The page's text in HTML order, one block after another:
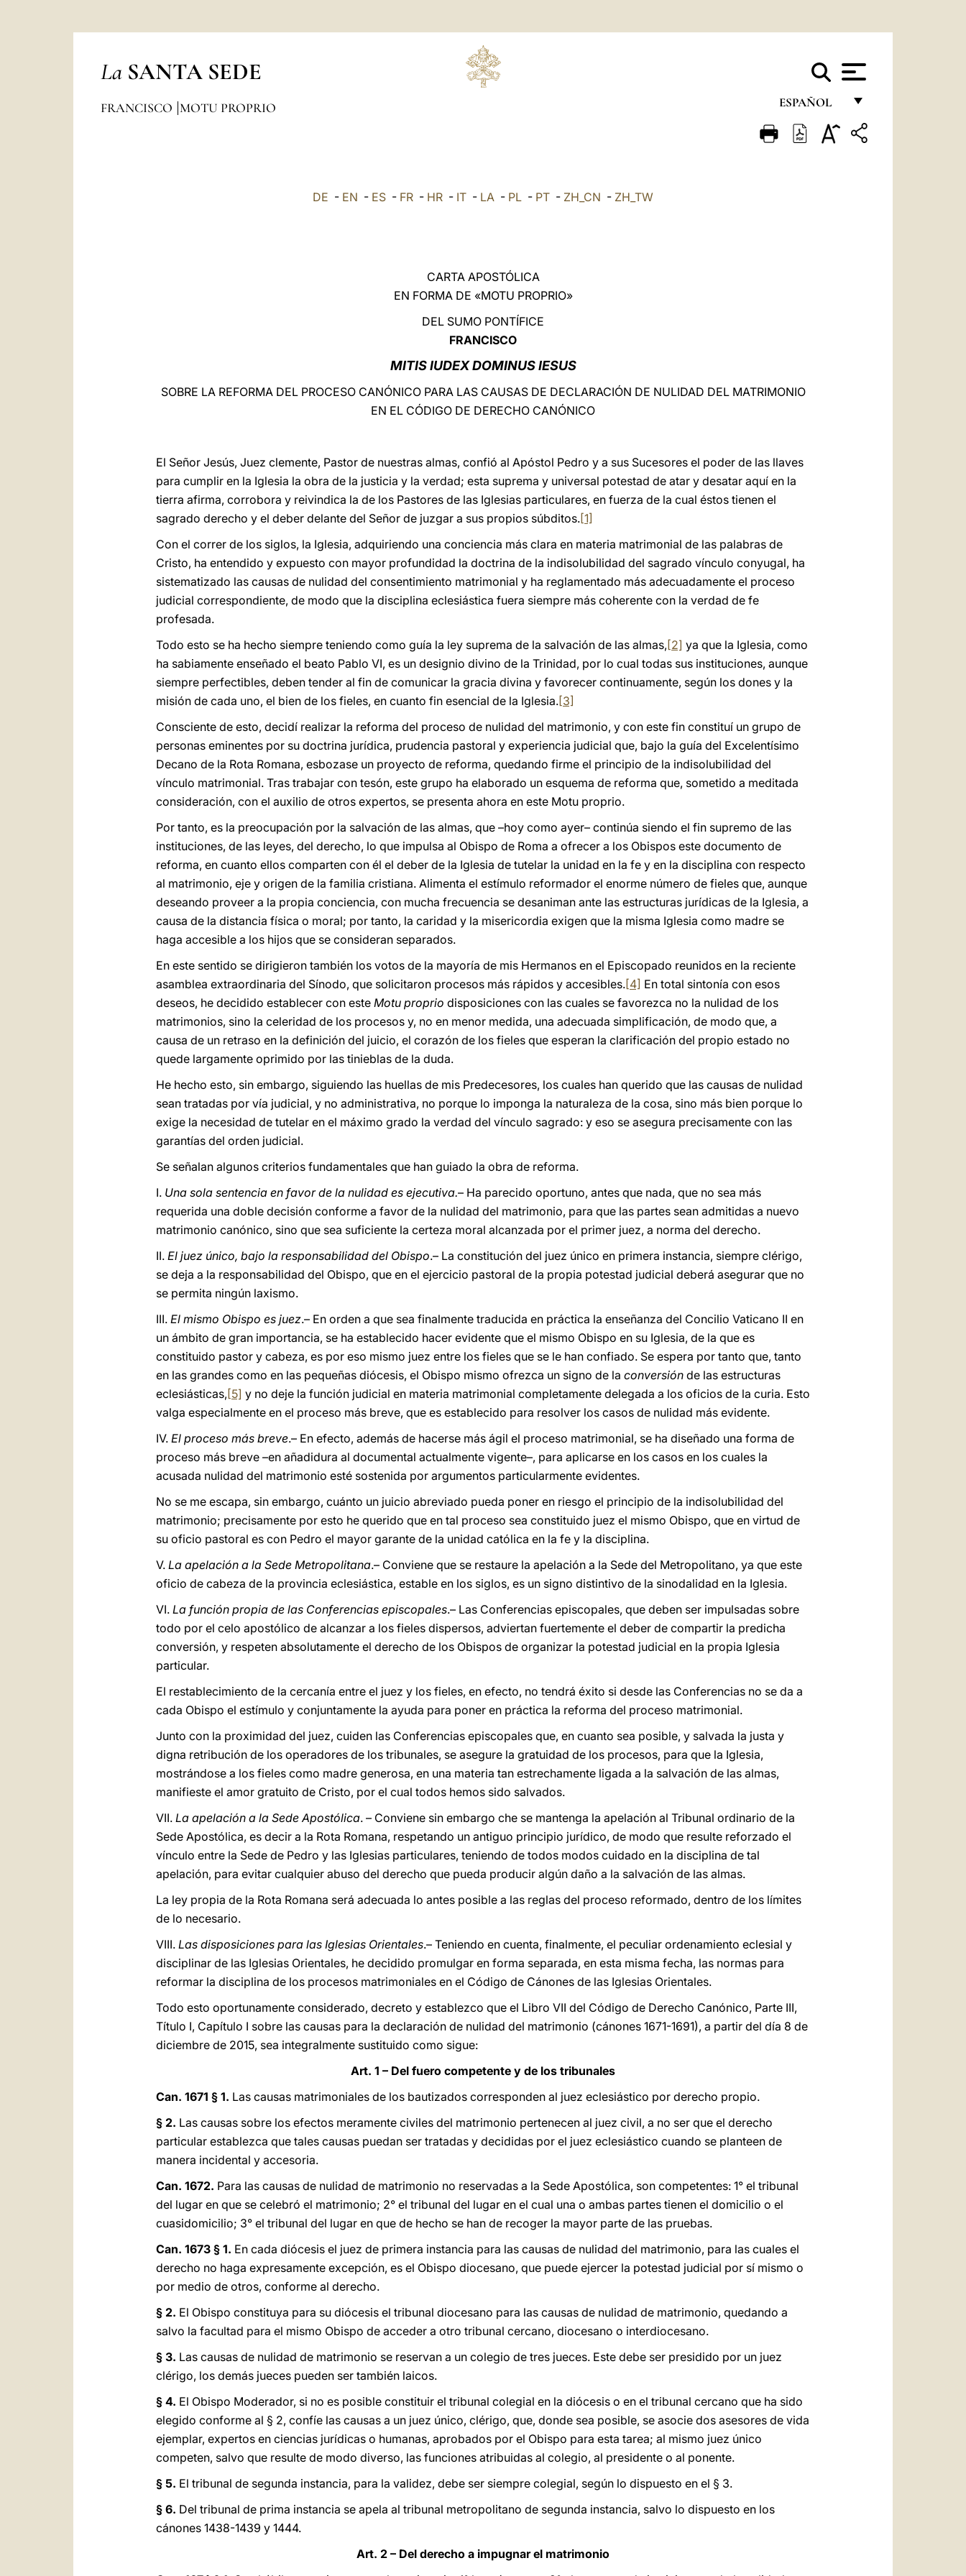
La SANTA SEDE
ESPAÑOL
FRANÇAIS
FRANCISCO MOTU PROPRIO
DE - EN - ES - FR - HR - IT - LA - PL - PT - ZH_CN - ZH_TW
CARTA APOSTÓLICA
EN FORMA DE «MOTU PROPRIO»
DEL SUMO PONTÍFICE
FRANCISCO
MITIS IUDEX DOMINUS IESUS
SOBRE LA REFORMA DEL PROCESO CANÓNICO PARA LAS CAUSAS DE DECLARACIÓN DE NULIDAD DEL MATRIMONIO
EN EL CÓDIGO DE DERECHO CANÓNICO
El Señor Jesús, Juez clemente, Pastor de nuestras almas, confió al Apóstol Pedro y a sus Sucesores el poder de las llaves
para cumplir en la Iglesia la obra de la justicia y la verdad; esta suprema y universal potestad de atar y desatar aquí en la
tierra afirma, corrobora y reivindica la de los Pastores de las Iglesias particulares, en fuerza de la cual éstos tienen el
sagrado derecho y el deber delante del Señor de juzgar a sus propios súbditos.[1]
Con el correr de los siglos, la Iglesia, adquiriendo una conciencia más clara en materia matrimonial de las palabras de
Cristo, ha entendido y expuesto con mayor profundidad la doctrina de la indisolubilidad del sagrado vínculo conyugal, ha
sistematizado las causas de nulidad del consentimiento matrimonial y ha reglamentado más adecuadamente el proceso
judicial correspondiente, de modo que la disciplina eclesiástica fuera siempre más coherente con la verdad de fe
profesada.
Todo esto se ha hecho siempre teniendo como guía la ley suprema de la salvación de las almas, [2] ya que la Iglesia, como
ha sabiamente enseñado el beato Pablo VI, es un designio divino de la Trinidad, por lo cual todas sus instituciones, aunque
siempre perfectibles, deben tender al fin de comunicar la gracia divina y favorecer continuamente, según los dones y la
misión de cada uno, el bien de los fieles, en cuanto fin esencial de la Iglesia.[3]
Consciente de esto, decidí realizar la reforma del proceso de nulidad del matrimonio, y con este fin constituí un grupo de
personas eminentes por su doctrina jurídica, prudencia pastoral y experiencia judicial que, bajo la guía del Excelentísimo
Decano de la Rota Romana, esbozase un proyecto de reforma, quedando firme el principio de la indisolubilidad del
vínculo matrimonial. Tras trabajar con tesón, este grupo ha elaborado un esquema de reforma que, sometido a meditada
consideración, con el auxilio de otros expertos, se presenta ahora en este Motu proprio.
Por tanto, es la preocupación por la salvación de las almas, que –hoy como ayer– continúa siendo el fin supremo de las
instituciones, de las leyes, del derecho, lo que impulsa al Obispo de Roma a ofrecer a los Obispos este documento de
reforma, en cuanto ellos comparten con él el deber de la Iglesia de tutelar la unidad en la fe y en la disciplina con respecto
al matrimonio, eje y origen de la familia cristiana. Alimenta el estímulo reformador el enorme número de fieles que, aunque
deseando proveer a la propia conciencia, con mucha frecuencia se desaniman ante las estructuras jurídicas de la Iglesia, a
causa de la distancia física o moral; por tanto, la caridad y la misericordia exigen que la misma Iglesia como madre se
haga accesible a los hijos que se consideran separados.
En este sentido se dirigieron también los votos de la mayoría de mis Hermanos en el Episcopado reunidos en la reciente
asamblea extraordinaria del Sínodo, que solicitaron procesos más rápidos y accesibles.[4] En total sintonía con esos
deseos, he decidido establecer con este Motu proprio disposiciones con las cuales se favorezca no la nulidad de los
matrimonios, sino la celeridad de los procesos y, no en menor medida, una adecuada simplificación, de modo que, a
causa de un retraso en la definición del juicio, el corazón de los fieles que esperan la clarificación del propio estado no
quede largamente oprimido por las tinieblas de la duda.
He hecho esto, sin embargo, siguiendo las huellas de mis Predecesores, los cuales han querido que las causas de nulidad
sean tratadas por vía judicial, y no administrativa, no porque lo imponga la naturaleza de la cosa, sino más bien porque lo
exige la necesidad de tutelar en el máximo grado la verdad del vínculo sagrado: y eso se asegura precisamente con las
garantías del orden judicial.
Se señalan algunos criterios fundamentales que han guiado la obra de reforma.
I. Una sola sentencia en favor de la nulidad es ejecutiva.– Ha parecido oportuno, antes que nada, que no sea más
requerida una doble decisión conforme a favor de la nulidad del matrimonio, para que las partes sean admitidas a nuevo
matrimonio canónico, sino que sea suficiente la certeza moral alcanzada por el primer juez, a norma del derecho.
II. El juez único, bajo la responsabilidad del Obispo.– La constitución del juez único en primera instancia, siempre clérigo,
se deja a la responsabilidad del Obispo, que en el ejercicio pastoral de la propia potestad judicial deberá asegurar que no
se permita ningún laxismo.
III. El mismo Obispo es juez.– En orden a que sea finalmente traducida en práctica la enseñanza del Concilio Vaticano II en
un ámbito de gran importancia, se ha establecido hacer evidente que el mismo Obispo en su Iglesia, de la que es
constituido pastor y cabeza, es por eso mismo juez entre los fieles que se le han confiado. Se espera por tanto que, tanto
en las grandes como en las pequeñas diócesis, el Obispo mismo ofrezca un signo de la conversión de las estructuras
eclesiásticas, [5] y no deje la función judicial en materia matrimonial completamente delegada a los oficios de la curia. Esto
valga especialmente en el proceso más breve, que es establecido para resolver los casos de nulidad más evidente.
IV. El proceso más breve.– En efecto, además de hacerse más ágil el proceso matrimonial, se ha diseñado una forma de
proceso más breve –en añadidura al documental actualmente vigente–, para aplicarse en los casos en los cuales la
acusada nulidad del matrimonio esté sostenida por argumentos particularmente evidentes.
No se me escapa, sin embargo, cuánto un juicio abreviado pueda poner en riesgo el principio de la indisolubilidad del
matrimonio; precisamente por esto he querido que en tal proceso sea constituido juez el mismo Obispo, que en virtud de
su oficio pastoral es con Pedro el mayor garante de la unidad católica en la fe y la disciplina.
V. La apelación a la Sede Metropolitana.– Conviene que se restaure la apelación a la Sede del Metropolitano, ya que este
oficio de cabeza de la provincia eclesiástica, estable en los siglos, es un signo distintivo de la sinodalidad en la Iglesia.
VI. La función propia de las Conferencias episcopales.– Las Conferencias episcopales, que deben ser impulsadas sobre
todo por el celo apostólico de alcanzar a los fieles dispersos, adviertan fuertemente el deber de compartir la predicha
conversión, y respeten absolutamente el derecho de los Obispos de organizar la potestad judicial en la propia Iglesia
particular.
El restablecimiento de la cercanía entre el juez y los fieles, en efecto, no tendrá éxito si desde las Conferencias no se da a
cada Obispo el estímulo y conjuntamente la ayuda para poner en práctica la reforma del proceso matrimonial.
Junto con la proximidad del juez, cuiden las Conferencias episcopales que, en cuanto sea posible, y salvada la justa y
digna retribución de los operadores de los tribunales, se asegure la gratuidad de los procesos, para que la Iglesia,
mostrándose a los fieles como madre generosa, en una materia tan estrechamente ligada a la salvación de las almas,
manifieste el amor gratuito de Cristo, por el cual todos hemos sido salvados.
VII. La apelación a la Sede Apostólica. – Conviene sin embargo che se mantenga la apelación al Tribunal ordinario de la
Sede Apostólica, es decir a la Rota Romana, respetando un antiguo principio jurídico, de modo que resulte reforzado el
vínculo entre la Sede de Pedro y las Iglesias particulares, teniendo de todos modos cuidado en la disciplina de tal
apelación, para evitar cualquier abuso del derecho que pueda producir algún daño a la salvación de las almas.
La ley propia de la Rota Romana será adecuada lo antes posible a las reglas del proceso reformado, dentro de los límites
de lo necesario.
VIII. Las disposiciones para las Iglesias Orientales.– Teniendo en cuenta, finalmente, el peculiar ordenamiento eclesial y
disciplinar de las Iglesias Orientales, he decidido promulgar en forma separada, en esta misma fecha, las normas para
reformar la disciplina de los procesos matrimoniales en el Código de Cánones de las Iglesias Orientales.
Todo esto oportunamente considerado, decreto y establezco que el Libro VII del Código de Derecho Canónico, Parte III,
Título I, Capítulo I sobre las causas para la declaración de nulidad del matrimonio (cánones 1671-1691), a partir del día 8 de
diciembre de 2015, sea integralmente sustituido como sigue:
Art. 1 – Del fuero competente y de los tribunales
Can. 1671 § 1. Las causas matrimoniales de los bautizados corresponden al juez eclesiástico por derecho propio.
§ 2. Las causas sobre los efectos meramente civiles del matrimonio pertenecen al juez civil, a no ser que el derecho
particular establezca que tales causas puedan ser tratadas y decididas por el juez eclesiástico cuando se planteen de
manera incidental y accesoria.
Can. 1672. Para las causas de nulidad de matrimonio no reservadas a la Sede Apostólica, son competentes: 1° el tribunal
del lugar en que se celebró el matrimonio; 2° el tribunal del lugar en el cual una o ambas partes tienen el domicilio o el
cuasidomicilio; 3° el tribunal del lugar en que de hecho se han de recoger la mayor parte de las pruebas.
Can. 1673 § 1. En cada diócesis el juez de primera instancia para las causas de nulidad del matrimonio, para las cuales el
derecho no haga expresamente excepción, es el Obispo diocesano, que puede ejercer la potestad judicial por sí mismo o
por medio de otros, conforme al derecho.
§ 2. El Obispo constituya para su diócesis el tribunal diocesano para las causas de nulidad de matrimonio, quedando a
salvo la facultad para el mismo Obispo de acceder a otro tribunal cercano, diocesano o interdiocesano.
§ 3. Las causas de nulidad de matrimonio se reservan a un colegio de tres jueces. Este debe ser presidido por un juez
clérigo, los demás jueces pueden ser también laicos.
§ 4. El Obispo Moderador, si no es posible constituir el tribunal colegial en la diócesis o en el tribunal cercano que ha sido
elegido conforme al § 2, confíe las causas a un juez único, clérigo, que, donde sea posible, se asocie dos asesores de vida
ejemplar, expertos en ciencias jurídicas o humanas, aprobados por el Obispo para esta tarea; al mismo juez único
competen, salvo que resulte de modo diverso, las funciones atribuidas al colegio, al presidente o al ponente.
§ 5. El tribunal de segunda instancia, para la validez, debe ser siempre colegial, según lo dispuesto en el § 3.
§ 6. Del tribunal de prima instancia se apela al tribunal metropolitano de segunda instancia, salvo lo dispuesto en los
cánones 1438-1439 y 1444.
Art. 2 – Del derecho a impugnar el matrimonio